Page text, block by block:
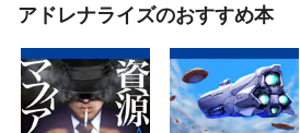
アドレナライズのおすすめ本